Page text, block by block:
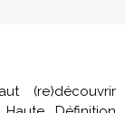
(re)découvrir